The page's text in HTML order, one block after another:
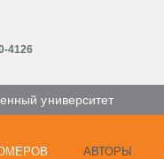
4126
университет
АВТОРЫ